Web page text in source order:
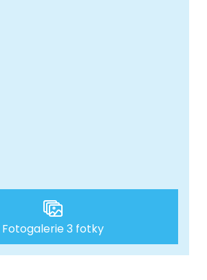
Fotogalerie 3 fotky